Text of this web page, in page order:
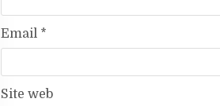
Email *
Site web